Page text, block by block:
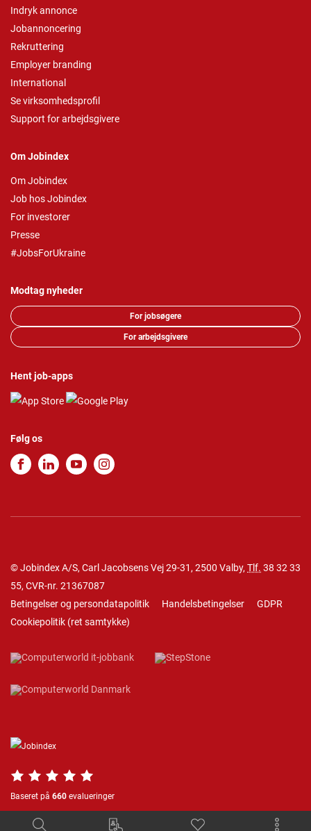
Indryk annonce
Jobannoncering
Rekruttering
Employer branding
International
Se virksomhedsprofil
Support for arbejdsgivere
Om Jobindex
Om Jobindex
Job hos Jobindex
For investorer
Presse
#JobsForUkraine
Modtag nyheder
For jobsøgere
For arbejdsgivere
Hent job-apps
Følg os
© Jobindex A/S, Carl Jacobsens Vej 29-31, 2500 Valby, Tlf. 38 32 33
55, CVR-nr. 21367087
Betingelser og persondatapolitik
Handelsbetingelser
GDPR
Cookiepolitik (ret samtykke)
Baseret på 660 evalueringer